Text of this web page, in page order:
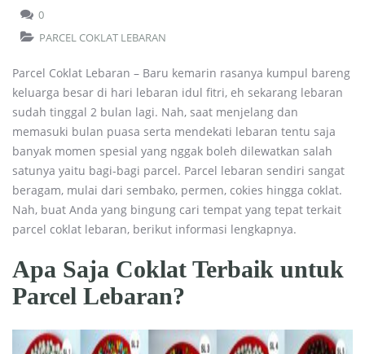
0
PARCEL COKLAT LEBARAN
Parcel Coklat Lebaran – Baru kemarin rasanya kumpul bareng
keluarga besar di hari lebaran idul fitri, eh sekarang lebaran
sudah tinggal 2 bulan lagi. Nah, saat menjelang dan
memasuki bulan puasa serta mendekati lebaran tentu saja
banyak momen spesial yang nggak boleh dilewatkan salah
satunya yaitu bagi-bagi parcel. Parcel lebaran sendiri sangat
beragam, mulai dari sembako, permen, cokies hingga coklat.
Nah, buat Anda yang bingung cari tempat yang tepat terkait
parcel coklat lebaran, berikut informasi lengkapnya.
Apa Saja Coklat Terbaik untuk
Parcel Lebaran?